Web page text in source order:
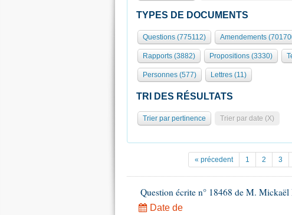
TYPES DE DOCUMENTS
Questions (775112) Amendements
Rapports (3882) Propositions (3330)
Personnes (577) Lettres (11)
TRI DES RÉSULTATS
Trier par pertinence Trier par date (X)
« précedent 1 2 3
Question écrite n° 18468 de M.
Date de